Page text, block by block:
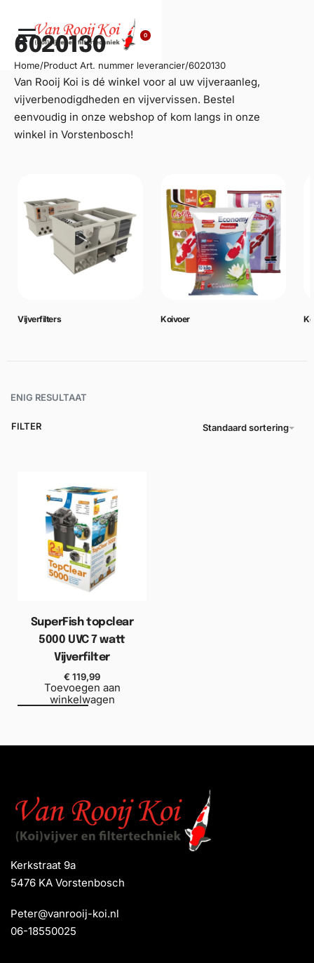
0
6020130
Home/Product Art. nummer leverancier/6020130
Van Rooij Koi is dé winkel voor al uw vijveraanleg,
vijverbenodigdheden en vijvervissen. Bestel
eenvoudig in onze webshop of kom langs in onze
winkel in Vorstenbosch!
Vijverfilters Koivoer
ENIG RESULTAAT
Standaard sortering
FILTER
SuperFish topclear
5000 UVC 7 watt
Vijverfilter
€ 119,99
Toevoegen aan
winkelwagen
Kerkstraat 9a
5476 KA Vorstenbosch
Peter@vanrooij-koi.nl
06-18550025